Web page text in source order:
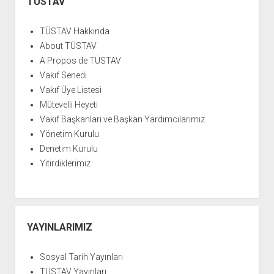
TDF KİTAPLIĞI
TÜSTAV Hakkında
About TÜSTAV
A Propos de TÜSTAV
Vakıf Senedi
Vakıf Üye Listesi
Mütevelli Heyeti
Vakıf Başkanları ve Başkan Yardımcılarımız
Yönetim Kurulu
Denetim Kurulu
Yitirdiklerimiz
YAYINLARIMIZ
Sosyal Tarih Yayınları
TÜSTAV Yayınları